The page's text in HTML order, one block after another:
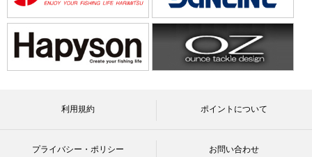
利用規約 ポイントについて
プライバシー・ポリシー お問い合わせ